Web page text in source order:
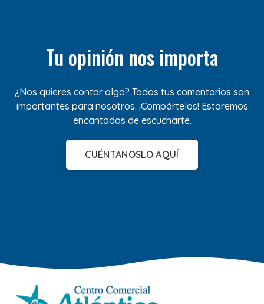
Tu opinión nos importa
¿Nos quieres contar algo? Todos tus comentarios son
importantes para nosotros. ¡Compártelos! Estaremos
encantados de escucharte.
CUÉNTANOSLO AQUÍ